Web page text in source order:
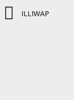
ILLIWAP